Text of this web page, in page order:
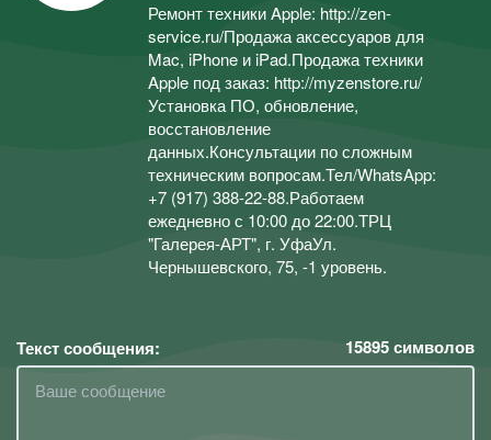
Ремонт техники Apple: http://zen-
service.ru/Продажа аксессуаров для
Mac, iPhone и iPad.Продажа техники
Apple под заказ: http://myzenstore.ru/
Установка ПО, обновление,
восстановление
данных.Консультации по сложным
техническим вопросам.Тел/WhatsApp:
+7 (917) 388-22-88.Работаем
ежедневно с 10:00 до 22:00.ТРЦ
"Галерея-АРТ", г. УфаУл.
Чернышевского, 75, -1 уровень.
Текст сообщения: 15895символов